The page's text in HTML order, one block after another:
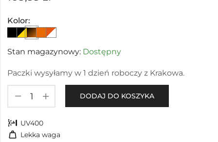
Kolor:
Stan magazynowy: Dostępny
Paczki wysyłamy w 1 dzień roboczy z Krakowa.
DODAJ DO KOSZYKA
nest_sunblock UV400
weight Lekka waga